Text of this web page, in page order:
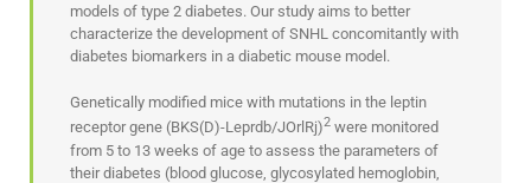
models of type 2 diabetes. Our study aims to better
characterize the development of SNHL concomitantly with
diabetes biomarkers in a diabetic mouse model.
Genetically modified mice with mutations in the leptin
receptor gene (BKS(D)-Leprdb/JOrlRj)2were monitored
from 5 to 13 weeks of age to assess the parameters of
their diabetes (blood glucose, glycosylated hemoglobin,